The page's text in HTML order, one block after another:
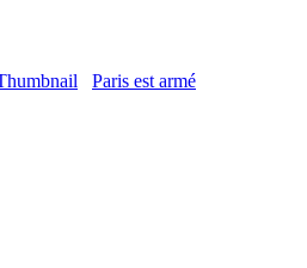
Paris est armé